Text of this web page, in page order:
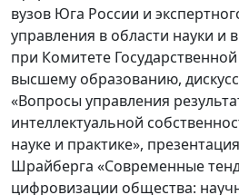
вузов Юга России и
управления в области науки и
при Комитете
высшему образованию,
«Вопросы управления
интеллектуальной
науке и практике»,
Шрайберга «Современные
цифровизации общества: